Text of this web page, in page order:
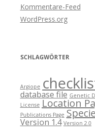
Kommentare-Feed
WordPress.org
SCHLAGWÖRTER
Argiope
database file Genetic
License Location
Publications Page
Version 1.4 Version 2.0